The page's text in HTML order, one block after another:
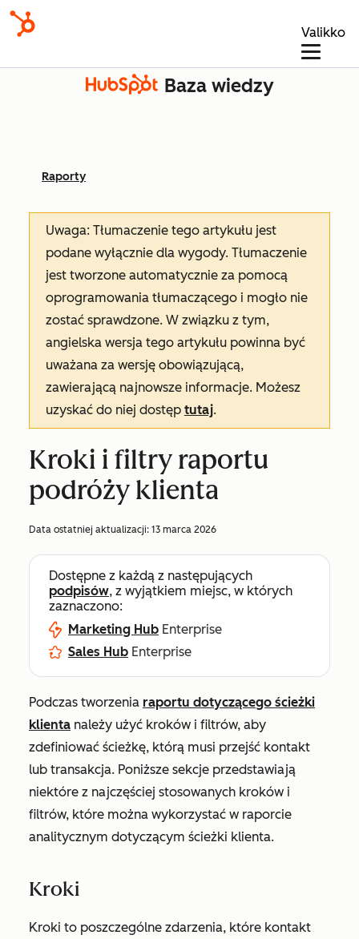
Valikko
Baza wiedzy
Raporty
Uwaga: Tłumaczenie tego artykułu jest
podane wyłącznie dla wygody. Tłumaczenie
jest tworzone automatycznie za pomocą
oprogramowania tłumaczącego i mogło nie
zostać sprawdzone. W związku z tym,
angielska wersja tego artykułu powinna być
uważana za wersję obowiązującą,
zawierającą najnowsze informacje. Możesz
uzyskać do niej dostęp tutaj.
Kroki i filtry raportu
podróży klienta
Data ostatniej aktualizacji: 13 marca 2026
Dostępne z każdą z następujących
podpisów, z wyjątkiem miejsc, w których
zaznaczono:
Marketing Hub Enterprise
Sales Hub Enterprise
Podczas tworzenia raportu dotyczącego ścieżki
klienta należy użyć kroków i filtrów, aby
zdefiniować ścieżkę, którą musi przejść kontakt
lub transakcja. Poniższe sekcje przedstawiają
niektóre z najczęściej stosowanych kroków i
filtrów, które można wykorzystać w raporcie
analitycznym dotyczącym ścieżki klienta.
Kroki
Kroki to poszczególne zdarzenia, które kontakt